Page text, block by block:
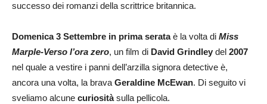
successo dei romanzi della scrittrice britannica.
Domenica 3 Settembre in prima serataè la volta di Miss
Marple-Verso l’ora zero, un film di David Grindley del 2007
nel quale a vestire i panni dell’arzilla signora detective è,
ancora una volta, la brava Geraldine McEwan. Di seguito vi
sveliamo alcune curiositàsulla pellicola.